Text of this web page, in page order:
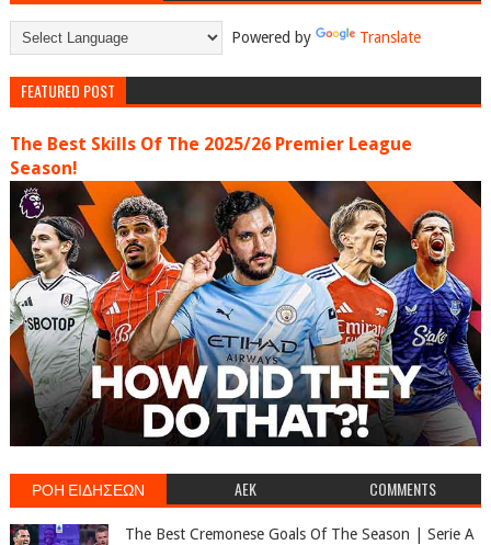
Powered by Translate
FEATURED POST
The Best Skills Of The 2025/26 Premier League
Season!
ΡΟΗ ΕΙΔΗΣΕΩΝ AEK COMMENTS
The Best Cremonese Goals Of The Season | Serie A